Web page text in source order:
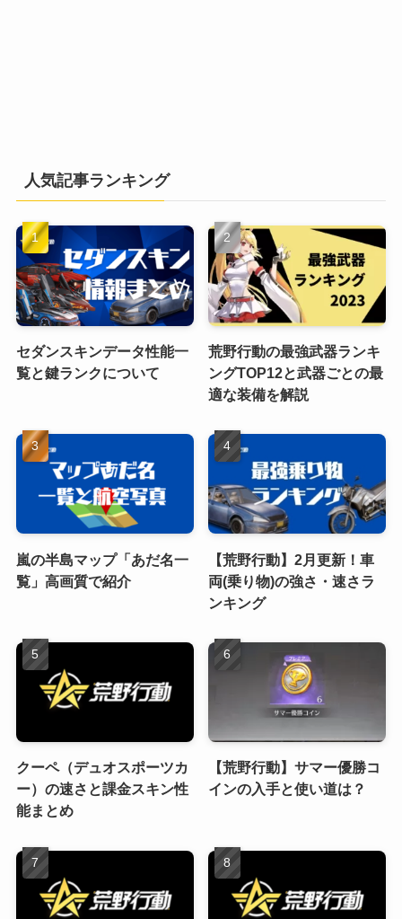
人気記事ランキング
セダンスキンデータ性能一
覧と鍵ランクについて
荒野行動の最強武器ランキ
ングTOP12と武器ごとの最
適な装備を解説
嵐の半島マップ「あだ名一
覧」高画質で紹介
【荒野行動】2月更新！車
両(乗り物)の強さ・速さラ
ンキング
クーペ（デュオスポーツカ
ー）の速さと課金スキン性
能まとめ
【荒野行動】サマー優勝コ
インの入手と使い道は？